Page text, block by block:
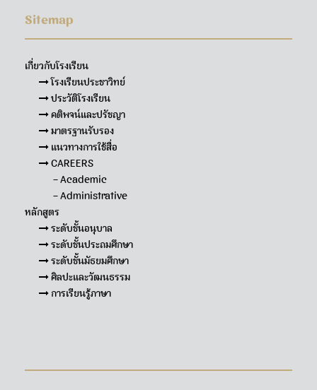
Sitemap
เกี่ยวกับโรงเรียน
โรงเรียนประชาวิทย์
ประวัติโรงเรียน
คติพจน์และปรัชญา
มาตรฐานรับรอง
แนวทางการใช้สื่อ
CAREERS
– Academic
– Administrative
หลักสูตร
ระดับชั้นอนุบาล
ระดับชั้นประถมศึกษา
ระดับชั้นมัธยมศึกษา
ศิลปะและวัฒนธรรม
การเรียนรู้ภาษา